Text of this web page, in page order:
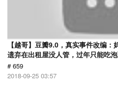
【越哥】豆瓣9.0，真实事件改编
遗弃在出租屋没人管，过年只能吃泡
# 659
2018-09-25 03:57